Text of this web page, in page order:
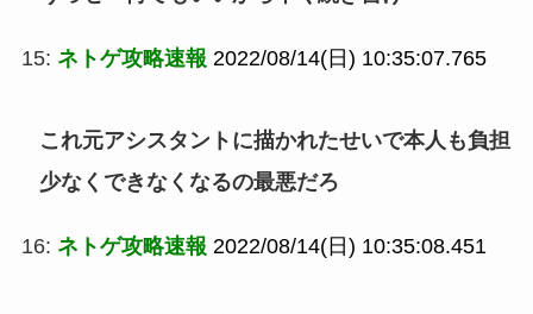
15: ネトゲ攻略速報 2022/08/14(日) 10:35:07.765
これ元アシスタントに描かれたせいで本人も負担
少なくできなくなるの最悪だろ
16: ネトゲ攻略速報 2022/08/14(日) 10:35:08.451